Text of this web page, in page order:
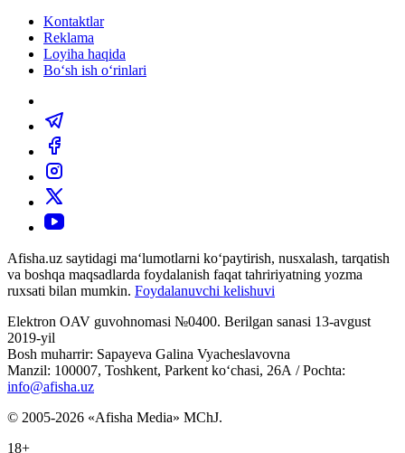
Kontaktlar
Reklama
Loyiha haqida
Bo‘sh ish o‘rinlari
Afisha.uz saytidagi ma‘lumotlarni ko‘paytirish, nusxalash, tarqatish
va boshqa maqsadlarda foydalanish faqat tahririyatning yozma
ruxsati bilan mumkin. Foydalanuvchi kelishuvi
Elektron OAV guvohnomasi №0400. Berilgan sanasi 13-avgust
2019-yil
Bosh muharrir: Sapayeva Galina Vyacheslavovna
Manzil: 100007, Toshkent, Parkent ko‘chasi, 26А / Pochta:
info@afisha.uz
© 2005-2026 «Afisha Media» MChJ.
18+